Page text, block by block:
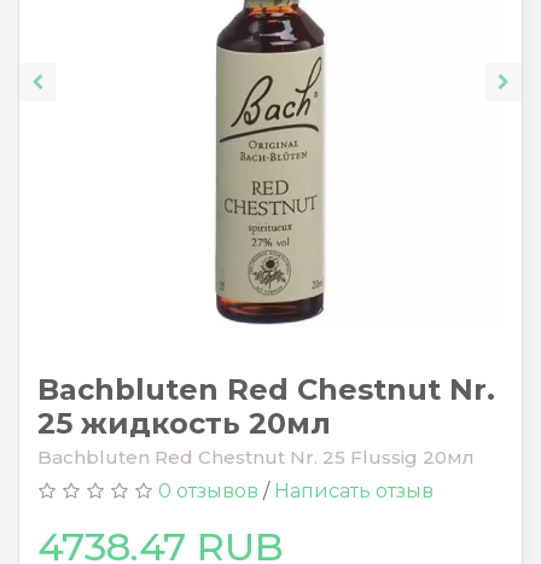
Bachbluten Red Chestnut Nr.
25 жидкость 20мл
Bachbluten Red Chestnut Nr. 25 Flussig 20мл
0 отзывов / Написать отзыв
4738.47 RUB